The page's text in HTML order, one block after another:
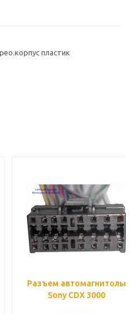
пластик
Разъем автомагнитолы
Sony CDX 3000